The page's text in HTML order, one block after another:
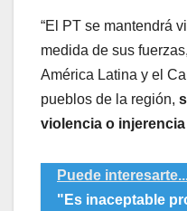
“El PT se mantendrá
medida de sus
América Latina y el
pueblos de la región,
violencia o
Puede
"Es inaceptable